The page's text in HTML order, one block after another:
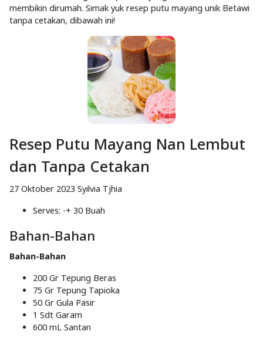
membikin dirumah. Simak yuk resep putu mayang unik Betawi
tanpa cetakan, dibawah ini!
Resep Putu Mayang Nan Lembut
dan Tanpa Cetakan
27 Oktober 2023 Syilvia Tjhia
Serves: -+ 30 Buah
Bahan-Bahan
Bahan-Bahan
200 Gr Tepung Beras
75 Gr Tepung Tapioka
50 Gr Gula Pasir
1 Sdt Garam
600 mL Santan